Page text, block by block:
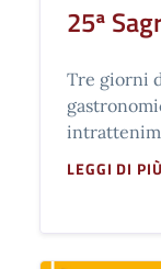
25ª
Tre giorni
LEGGI DI PIÙ